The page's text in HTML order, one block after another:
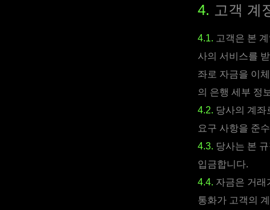
4. 고객 계
4.1. 고객은 본
사의 서비스를
좌로 자금을 이
의 은행 세부 정
4.2. 당사의 계좌
요구 사항을 준
4.3. 당사는 본
입금합니다.
4.4. 자금은 거래
통화가 고객의